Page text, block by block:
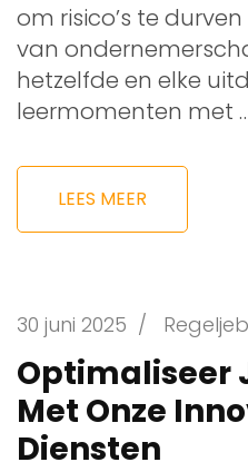
om risico’s te
van
hetzelfde en elke
leermomenten met
LEES MEER
30 juni 2025 /
Optimaliseer
Met Onze
Diensten